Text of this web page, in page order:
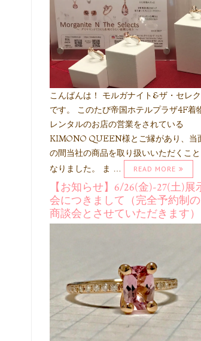
こんばんは！ モルガナイト&ザ・セレ
です。 このたび帝国ホテルプラザ4F着
レンタルのお店の営業をされている
KIMONO QUEEN様とご縁があり、当
の間当社の商品を取り扱いいただくこと
なりました。 ま …
READ MORE
【お知らせ】6/26(金)-27(土)展
会につきまして（完全予約制の
商談会とさせていただきます）